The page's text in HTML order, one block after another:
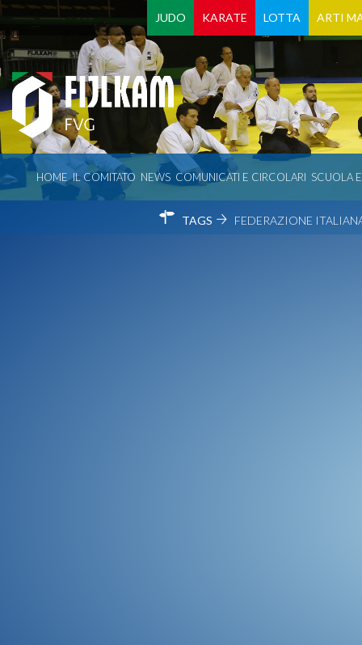
JUDO KARATE LOTTA ARTI
HOME IL COMITATO NEWS COMUNICATI E CIRCOLARI SCUOLA
TAGS FEDERAZIONE